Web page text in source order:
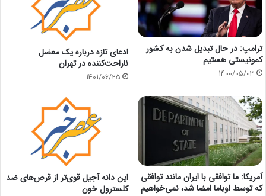
ترامپ: در حال تبدیل شدن به کشور
کمونیستی هستیم
1400/05/03
ادعای تازه درباره یک معضل
ناراحت‌کننده در تهران
1401/06/25
آمریکا: ما توافقی با ایران مانند توافقی
که توسط اوباما امضا شد، نمی‌خواهیم
این دانه آجیل قوی‌تر از قرص‌‌های ضد
کلسترول خون